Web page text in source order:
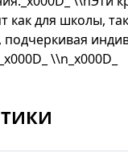
как для школы,
подчеркивая
\\n_x000D_